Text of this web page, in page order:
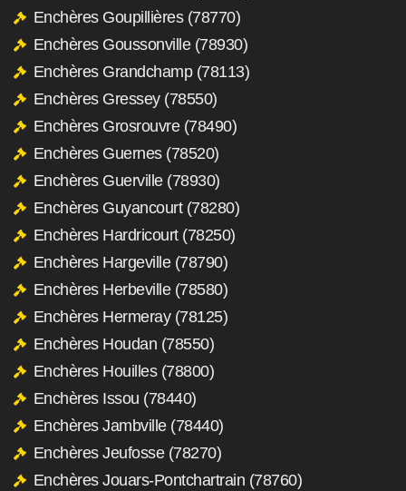
Enchères Goupillières (78770)
Enchères Goussonville (78930)
Enchères Grandchamp (78113)
Enchères Gressey (78550)
Enchères Grosrouvre (78490)
Enchères Guernes (78520)
Enchères Guerville (78930)
Enchères Guyancourt (78280)
Enchères Hardricourt (78250)
Enchères Hargeville (78790)
Enchères Herbeville (78580)
Enchères Hermeray (78125)
Enchères Houdan (78550)
Enchères Houilles (78800)
Enchères Issou (78440)
Enchères Jambville (78440)
Enchères Jeufosse (78270)
Enchères Jouars-Pontchartrain (78760)